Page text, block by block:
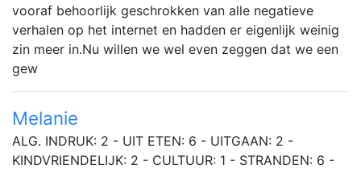
vooraf behoorlijk geschrokken van alle negatieve
verhalen op het internet en hadden er eigenlijk weinig
zin meer in.Nu willen we wel even zeggen dat we een
gew
Melanie
ALG. INDRUK: 2 - UIT ETEN: 6 - UITGAAN: 2 -
KINDVRIENDELIJK: 2 - CULTUUR: 1 - STRANDEN: 6 -